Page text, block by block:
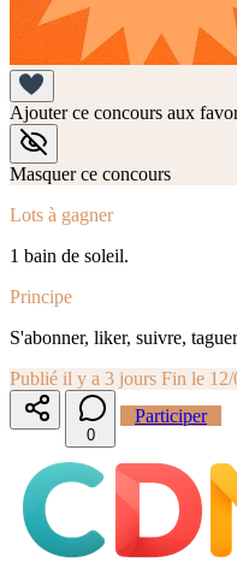
Ajouter ce concours aux
Masquer ce concours
Lots à gagner
1 bain de soleil.
Principe
S'abonner, liker, suivre,
Publié il y a 3 jours Fin le
0
Participer